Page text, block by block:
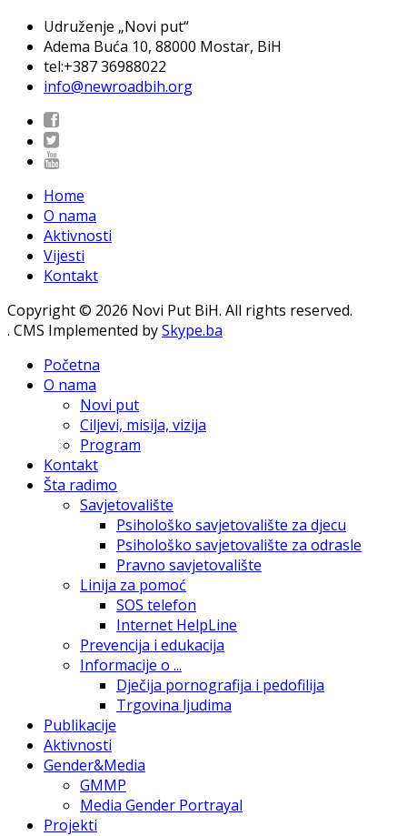
Udruženje „Novi put“
Adema Buća 10, 88000 Mostar, BiH
tel:+387 36988022
info@newroadbih.org
Home
O nama
Aktivnosti
Vijesti
Kontakt
Copyright © 2026 Novi Put BiH. All rights reserved.
. CMS Implemented bySkype.ba
Početna
O nama
Novi put
Ciljevi, misija, vizija
Program
Kontakt
Šta radimo
Savjetovalište
Psihološko savjetovalište za djecu
Psihološko savjetovalište za odrasle
Pravno savjetovalište
Linija za pomoć
SOS telefon
Internet HelpLine
Prevencija i edukacija
Informacije o ...
Dječija pornografija i pedofilija
Trgovina ljudima
Publikacije
Aktivnosti
Gender&Media
GMMP
Media Gender Portrayal
Projekti